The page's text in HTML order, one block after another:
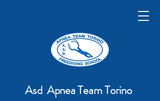
Asd Apnea Team Torino